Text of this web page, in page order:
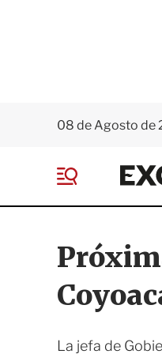
08 de Agosto de
e
La jefa de